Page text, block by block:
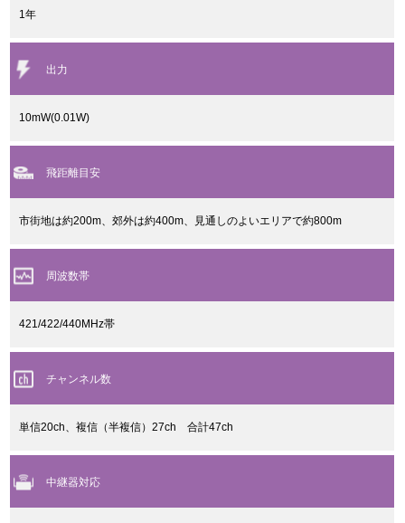
1年
出力
10mW(0.01W)
飛距離目安
市街地は約200m、郊外は約400m、見通しのよいエリアで約800m
周波数帯
421/422/440MHz帯
チャンネル数
単信20ch、複信（半複信）27ch 合計47ch
中継器対応